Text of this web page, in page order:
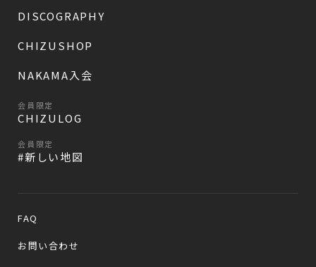
DISCOGRAPHY
CHIZUSHOP
NAKAMA入会
会員限定
CHIZULOG
会員限定
#新しい地図
FAQ
お問い合わせ